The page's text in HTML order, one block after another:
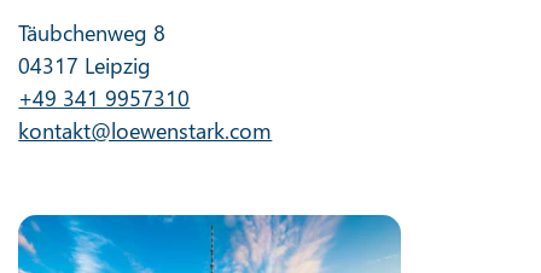
Täubchenweg 8
04317 Leipzig
+49 341 9957310
kontakt@loewenstark.com